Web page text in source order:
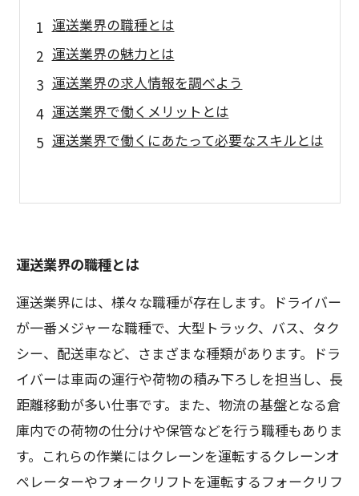
運送業界の職種とは
運送業界の魅力とは
運送業界の求人情報を調べよう
運送業界で働くメリットとは
運送業界で働くにあたって必要なスキルとは
運送業界の職種とは
運送業界には、様々な職種が存在します。ドライバー
が一番メジャーな職種で、大型トラック、バス、タク
シー、配送車など、さまざまな種類があります。ドラ
イバーは車両の運行や荷物の積み下ろしを担当し、長
距離移動が多い仕事です。また、物流の基盤となる倉
庫内での荷物の仕分けや保管などを行う職種もありま
す。これらの作業にはクレーンを運転するクレーンオ
ペレーターやフォークリフトを運転するフォークリフ